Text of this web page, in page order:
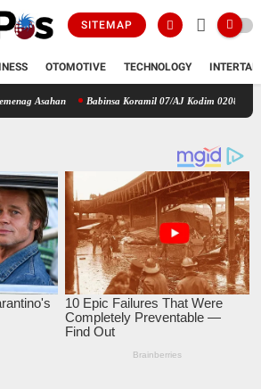
SITEMAP
OTOMOTIVE TECHNOLOGY
Babinsa Koramil 07/AJ Kodim 0208/Asahan